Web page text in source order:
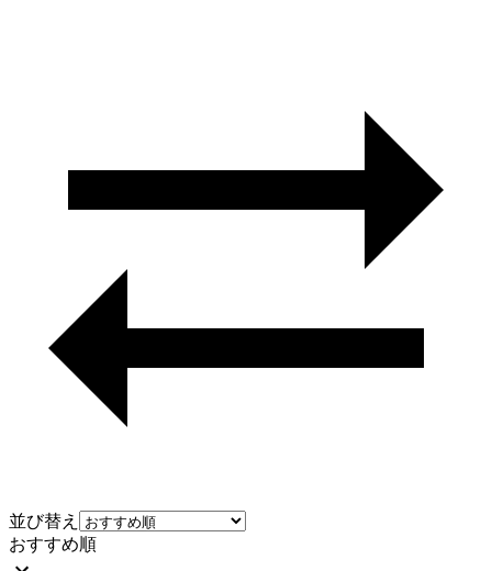
並び替え
おすすめ順